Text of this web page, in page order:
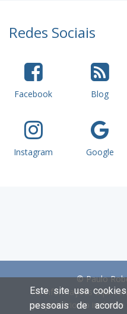
Redes Sociais
Facebook Blog
Instagram Google
© Paulo
As informações aqui
proprietário do imóvel e
Este site usa
pessoais de